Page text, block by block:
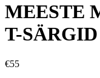
MEESTE
T-
€55